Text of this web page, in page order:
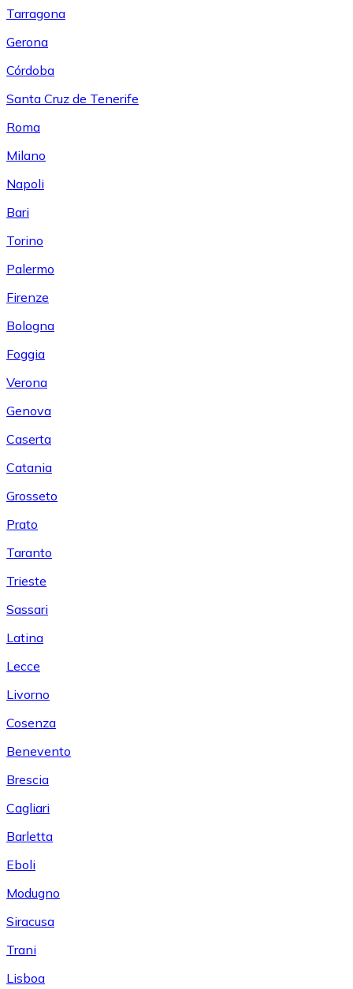
Tarragona
Gerona
Córdoba
Santa Cruz de Tenerife
Roma
Milano
Napoli
Bari
Torino
Palermo
Firenze
Bologna
Foggia
Verona
Genova
Caserta
Catania
Grosseto
Prato
Taranto
Trieste
Sassari
Latina
Lecce
Livorno
Cosenza
Benevento
Brescia
Cagliari
Barletta
Eboli
Modugno
Siracusa
Trani
Lisboa